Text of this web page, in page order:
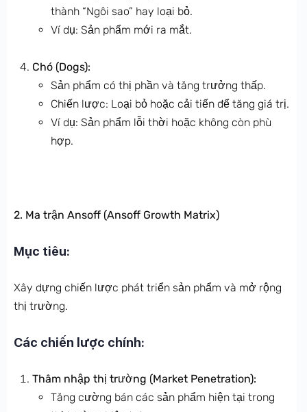
thành “Ngôi sao” hay loại bỏ.
Ví dụ: Sản phẩm mới ra mắt.
Chó (Dogs):
Sản phẩm có thị phần và tăng trưởng thấp.
Chiến lược: Loại bỏ hoặc cải tiến để tăng giá trị.
Ví dụ: Sản phẩm lỗi thời hoặc không còn phù
hợp.
2. Ma trận Ansoff (Ansoff Growth Matrix)
Mục tiêu:
Xây dựng chiến lược phát triển sản phẩm và mở rộng
thị trường.
Các chiến lược chính:
Thâm nhập thị trường (Market Penetration):
Tăng cường bán các sản phẩm hiện tại trong